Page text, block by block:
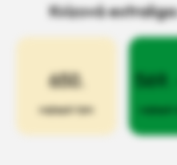
Kvízová
650.
nejlepší tým
569.